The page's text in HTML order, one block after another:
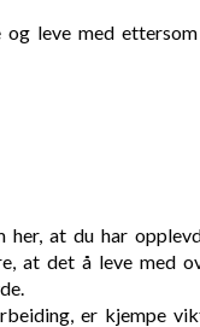
leve med
her, at du har
at det å leve med
er kjempe